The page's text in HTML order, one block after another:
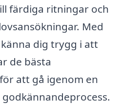
färdiga ritningar och
Med
dig trygg i att
de bästa
att gå igenom en